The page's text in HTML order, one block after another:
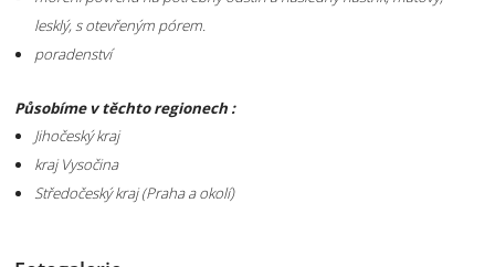
lesklý, s otevřeným pórem.
poradenství
Působíme v těchto regionech :
Jihočeský kraj
kraj Vysočina
Středočeský kraj (Praha a okolí)